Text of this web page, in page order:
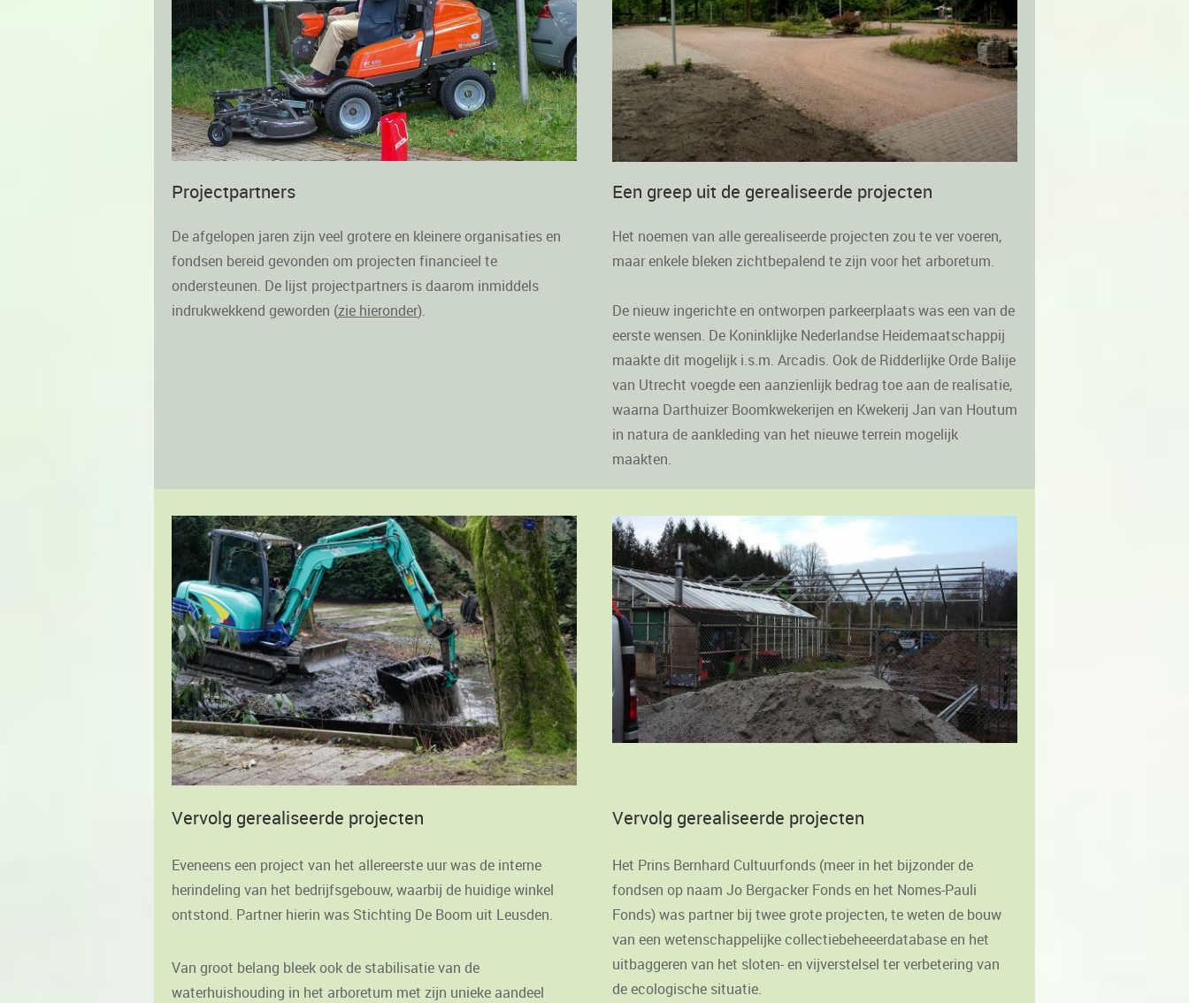
Projectpartners
De afgelopen jaren zijn veel grotere en kleinere organisaties en
fondsen bereid gevonden om projecten financieel te
ondersteunen. De lijst projectpartners is daarom inmiddels
indrukwekkend geworden (zie hieronder).
Een greep uit de gerealiseerde projecten
Het noemen van alle gerealiseerde projecten zou te ver voeren,
maar enkele bleken zichtbepalend te zijn voor het arboretum.
De nieuw ingerichte en ontworpen parkeerplaats was een van de
eerste wensen. De Koninklijke Nederlandse Heidemaatschappij
maakte dit mogelijk i.s.m. Arcadis. Ook de Ridderlijke Orde Balije
van Utrecht voegde een aanzienlijk bedrag toe aan de realisatie,
waarna Darthuizer Boomkwekerijen en Kwekerij Jan van Houtum
in natura de aankleding van het nieuwe terrein mogelijk
maakten.
Vervolg gerealiseerde projecten
Eveneens een project van het allereerste uur was de interne
herindeling van het bedrijfsgebouw, waarbij de huidige winkel
ontstond. Partner hierin was Stichting De Boom uit Leusden.
Van groot belang bleek ook de stabilisatie van de
waterhuishouding in het arboretum met zijn unieke aandeel
Vervolg gerealiseerde projecten
Het Prins Bernhard Cultuurfonds (meer in het bijzonder de
fondsen op naam Jo Bergacker Fonds en het Nomes-Pauli
Fonds) was partner bij twee grote projecten, te weten de bouw
van een wetenschappelijke collectiebeheeerdatabase en het
uitbaggeren van het sloten- en vijverstelsel ter verbetering van
de ecologische situatie.